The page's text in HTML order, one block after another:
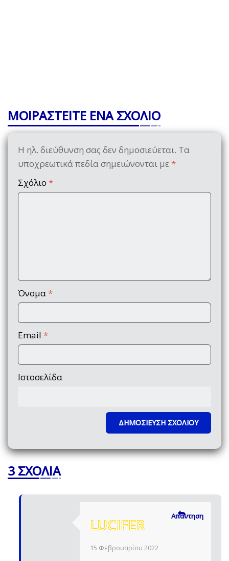
ΜΟΙΡΑΣΤΕΙΤΕ ΕΝΑ ΣΧΟΛΙΟ
Η ηλ. διεύθυνση σας δεν δημοσιεύεται. Τα
υποχρεωτικά πεδία σημειώνονται με *
Σχόλιο *
Όνομα *
Email *
Ιστοσελίδα
3 ΣΧΌΛΙΑ
LUCIFER
15 Φεβρουαρίου 2022
Απάντηση